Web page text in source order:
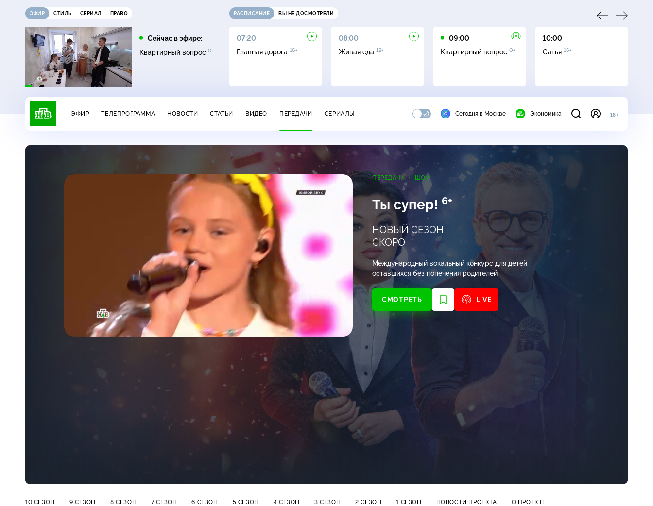
ЭФИР СТИЛЬ СЕРИАЛ ПРАВО
Сейчас в эфире:
Квартирный вопрос 0+
РАСПИСАНИЕ ВЫ НЕ ДОСМОТРЕЛИ
06:20
Едим Дома0+
07:00
Сегодня
07:20
Главная дорога 16+
08:00
Живая еда 12+
09:00
Квартирный вопрос 0+
10:00
Сатья 16+
ЭФИР ТЕЛЕПРОГРАММА НОВОСТИ СТАТЬИ ВИДЕО ПЕРЕДАЧИ СЕРИАЛЫ Сегодня в Москве Экономика 18+
Тип
Настройки
ПЕРЕДАЧИ ШОУ
Ты супер! 6+
НОВЫЙ СЕЗОН
СКОРО
Международный вокальный конкурс для детей,
оставшихся без попечения родителей
СМОТРЕТЬ LIVE
10 СЕЗОН 9 СЕЗОН 8 СЕЗОН 7 СЕЗОН 6 СЕЗОН 5 СЕЗОН 4 СЕЗОН 3 СЕЗОН 2 СЕЗОН 1 СЕЗОН НОВОСТИ ПРОЕКТА О ПРОЕКТЕ